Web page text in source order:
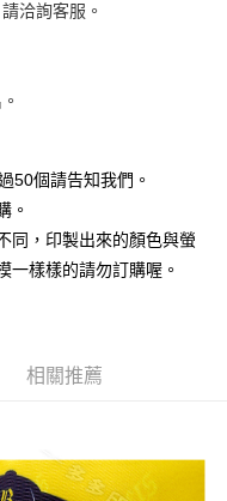
將跳轉至「AFTEE先享後付」
成結帳。
的連結，可透過四大超商／
交易完成。
若您需要取消訂單，請聯絡
為有效，需透過AFTEE先享
，請聯繫「AFTEE先享後付
先享後付」服務完成之交
將交易相關給付款項請求債
監護人之同意方可使用
之損失，本公司不負相關責
費
洽詢客服。
50個請告知我們。
。
同，印製出來的顏色與螢
一樣樣的請勿訂購喔。
相關推薦